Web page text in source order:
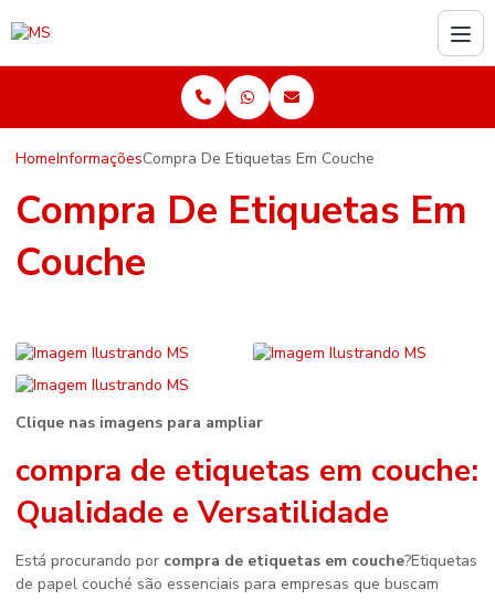
HomeInformaçõesCompra De Etiquetas Em Couche
Compra De Etiquetas Em
Couche
Clique nas imagens para ampliar
compra de etiquetas em couche:
Qualidade e Versatilidade
Está procurando por compra de etiquetas em couche?Etiquetas
de papel couché são essenciais para empresas que buscam